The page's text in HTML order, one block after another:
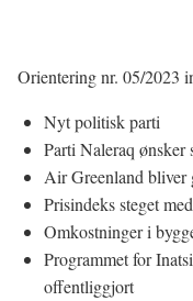
Orientering nr. 05/2023
Nyt politisk parti
Parti Naleraq ønsker
Air Greenland bliver
Prisindeks steget
Omkostninger i
Programmet for
offentliggjort